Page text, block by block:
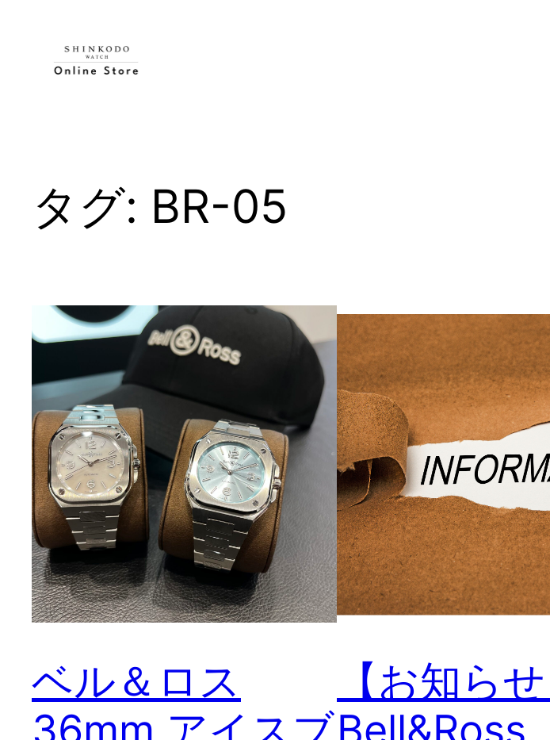
タグ: BR-05
ベル＆ロス
36mm アイスブ
【お知らせ
Bell&Ross